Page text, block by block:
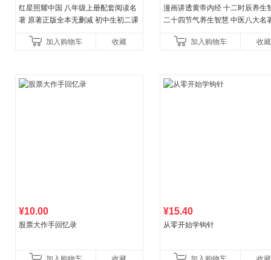
红星照耀中国 八年级上册配套阅读名
著 原著正版全本无删减 初中生初二课
加入购物车
收藏
漫画讲透黄帝内经 十二时辰养生
二十四节气养生智慧 中医八大名
加入购物车
收藏
¥10.00
股票大作手回忆录
¥15.40
从零开始学钩针